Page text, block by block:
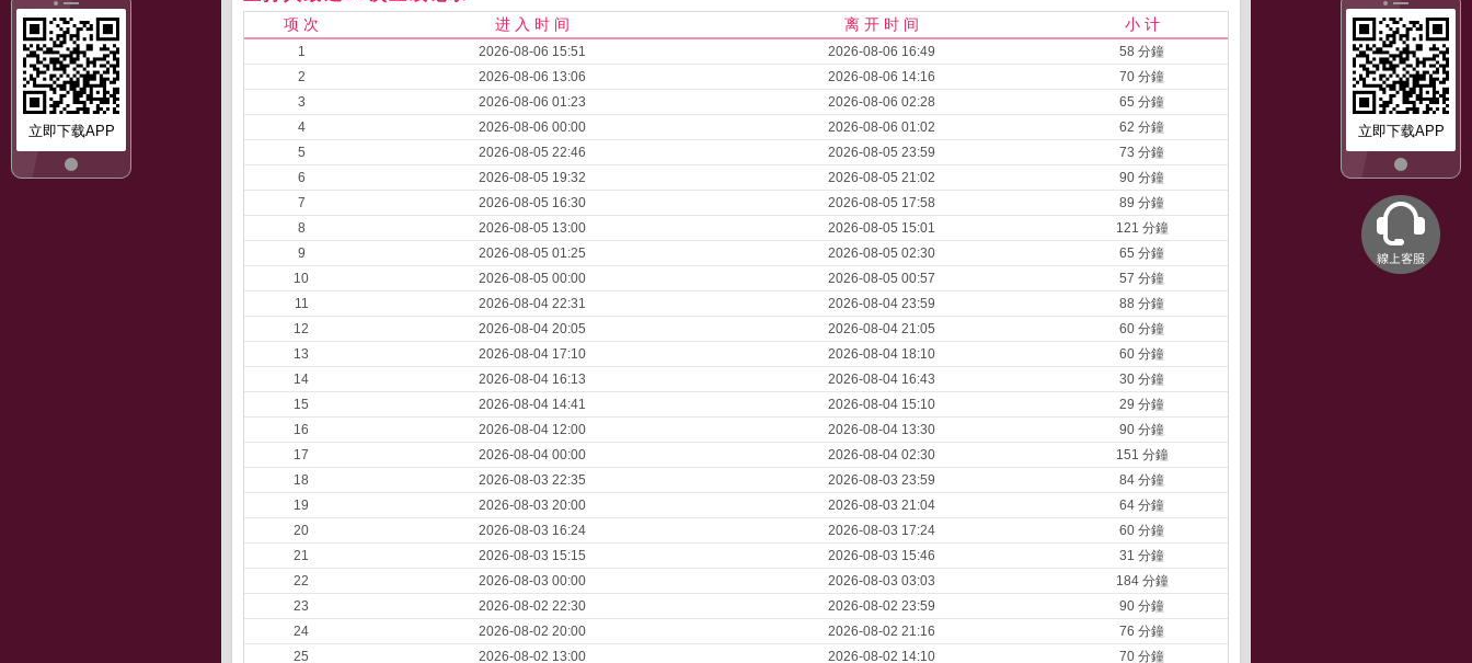
立即下载APP
立即下载APP
项 次 进 入 时 间 离 开 时 间 小 计
1 2026-08-06 15:51 2026-08-06 16:49
58 分鐘
2
2026-08-06 13:06 2026-08-06 14:16
70 分鐘
3
2026-08-06 01:23 2026-08-06 02:28
65 分鐘
4
2026-08-06 00:00 2026-08-06 01:02
62 分鐘
5
2026-08-05 22:46 2026-08-05 23:59
73 分鐘
6
2026-08-05 19:32 2026-08-05 21:02
90 分鐘
7
2026-08-05 16:30 2026-08-05 17:58
89 分鐘
8
2026-08-05 13:00 2026-08-05 15:01
121 分鐘
9
2026-08-05 01:25 2026-08-05 02:30
65 分鐘
10
2026-08-05 00:00 2026-08-05 00:57
57 分鐘
11
2026-08-04 22:31 2026-08-04 23:59
88 分鐘
12
2026-08-04 20:05 2026-08-04 21:05
60 分鐘
13
2026-08-04 17:10 2026-08-04 18:10
60 分鐘
14
2026-08-04 16:13 2026-08-04 16:43
30 分鐘
15
2026-08-04 14:41 2026-08-04 15:10
29 分鐘
16
2026-08-04 12:00 2026-08-04 13:30
90 分鐘
17
2026-08-04 00:00 2026-08-04 02:30
151 分鐘
18
2026-08-03 22:35 2026-08-03 23:59
84 分鐘
19
2026-08-03 20:00 2026-08-03 21:04
64 分鐘
20
2026-08-03 16:24 2026-08-03 17:24
60 分鐘
21
2026-08-03 15:15 2026-08-03 15:46
31 分鐘
22
2026-08-03 00:00 2026-08-03 03:03
184 分鐘
23
2026-08-02 22:30 2026-08-02 23:59
90 分鐘
24
2026-08-02 20:00 2026-08-02 21:16
76 分鐘
25
2026-08-02 13:00 2026-08-02 14:10 70 分鐘